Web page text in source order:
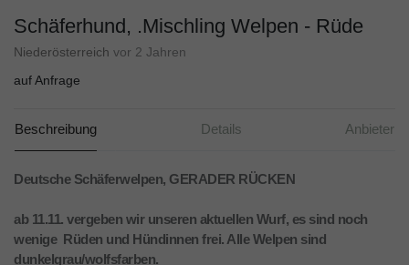
Schäferhund, .Mischling Welpen - Rüde
Niederösterreich vor 2 Jahren
auf Anfrage
Beschreibung Details Anbieter
Deutsche Schäferwelpen, GERADER RÜCKEN
ab 11.11. vergeben wir unseren aktuellen Wurf, es sind noch
wenige Rüden und Hündinnen frei. Alle Welpen sind
dunkelgrau/wolfsfarben.